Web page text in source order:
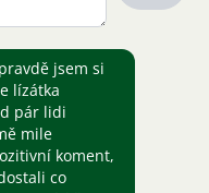
jsem si
lízátka
pár lidi
mile
koment,
co